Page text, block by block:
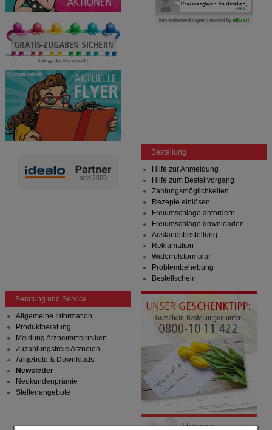
Bestellung
Hilfe zur Anmeldung
Hilfe zum Bestellvorgang
Zahlungsmöglichkeiten
Rezepte einlösen
Freiumschläge anfordern
Freiumschläge downloaden
Auslandsbestellung
Reklamation
Widerrufsformular
Problembehebung
Bestellschein
Beratung und Service
Allgemeine Information
Produktberatung
Meldung Arzneimittelrisiken
Zuzahlungsfreie Arzneien
Angebote & Downloads
Newsletter
Neukundenprämie
Stellenangebote